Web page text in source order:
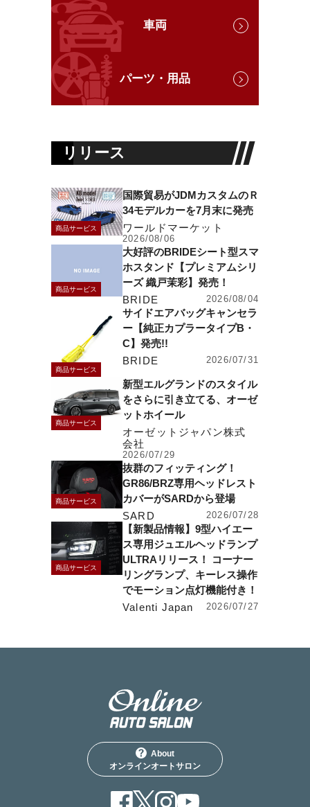
車両
パーツ・用品
リリース
商品サービス
国際貿易がJDMカスタムのＲ
34モデルカーを7月末に発売
ワールドマーケット
2026/08/06
商品サービス
大好評のBRIDEシート型スマ
ホスタンド【プレミアムシリ
ーズ 織戸茉彩】発売！
BRIDE
2026/08/04
商品サービス
サイドエアバッグキャンセラ
ー【純正カプラータイプB・
C】発売!!
BRIDE
2026/07/31
商品サービス
新型エルグランドのスタイル
をさらに引き立てる、オーゼ
ットホイール
オーゼットジャパン株式
会社
2026/07/29
商品サービス
抜群のフィッティング！
GR86/BRZ専用ヘッドレスト
カバーがSARDから登場
SARD
2026/07/28
商品サービス
【新製品情報】9型ハイエー
ス専用ジュエルヘッドランプ
ULTRAリリース！ コーナー
リングランプ、キーレス操作
でモーション点灯機能付き！
Valenti Japan
2026/07/27
About
オンラインオートサロン